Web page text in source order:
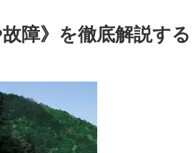
障》を徹底解説する